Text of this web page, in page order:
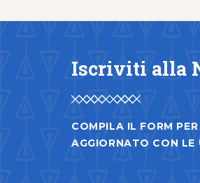
Iscriviti alla
COMPILA IL FORM PER
AGGIORNATO CON LE